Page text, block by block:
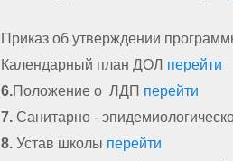
Приказ об утверждении
Календарный план ДОЛ перейти
6.Положение о ЛДП перейти
7. Санитарно -
8. Устав школы перейти